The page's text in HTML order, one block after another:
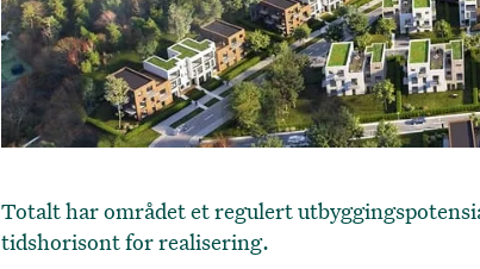
Totalt har området et regulert
tidshorisont for realisering.